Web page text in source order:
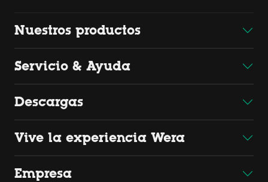
Nuestros productos
Servicio & Ayuda
Descargas
Vive la experiencia Wera
Empresa